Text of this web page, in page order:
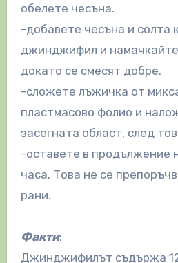
обелете чесъна.
-добавете чесъна и солта
джинджифил и намачкайте
докато се смесят добре.
-сложете лъжичка от
пластмасово фолио и
засегната област, след
-оставете в продължение
часа. Това не се
рани.
Факти:
Джинджифилът съдържа